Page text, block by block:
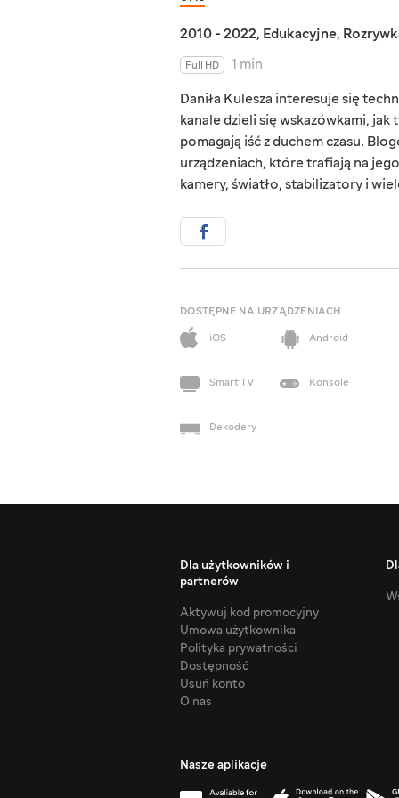
2010 - 2022, Edukacyjne,
Full HD
1 min
Daniła Kulesza interesuje się
kanale dzieli się wskazówkami,
pomagają iść z duchem czasu.
urządzeniach, które trafiają na
kamery, światło, stabilizatory i
DOSTĘPNE NA URZĄDZENIACH
iOS
Android
Smart TV Konsole
Dekodery
Dla użytkowników i
partnerów
Aktywuj kod promocyjny
Umowa użytkownika
Polityka prywatności
Dostępność
Usuń konto
O nas
Nasze aplikacje